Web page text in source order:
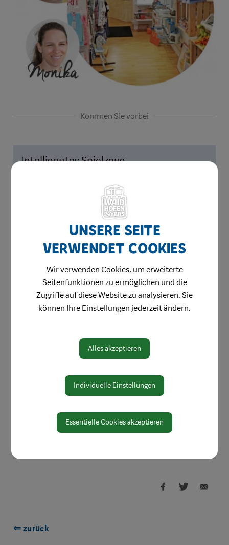
Kommen Sie vorbei
Intelligentes Spielzeug
uns auf Spielzeug, welches einen echten
Spielwert für Ihr Kind hat, Spaß macht und die
Entwicklung Ihres Kindes fördert.
Qualität garantiert
Unsere hochwertigen Produkte sind langlebig,
sicher und umweltfreundlich. Wir wählen unser
Kompetent beraten
Ihnen ganz persönliche Beratung. Im Gegensatz
zu Diskontern und Großmärkten müssen Sie bei
⇐ zurück
Unsere Seite
verwendet Cookies
Wir verwenden Cookies, um erweiterte
Seitenfunktionen zu ermöglichen und die
Zugriffe auf diese Website zu analysieren. Sie
können Ihre Einstellungen jederzeit ändern.
Alles akzeptieren
Individuelle Einstellungen
Essentielle Cookies akzeptieren